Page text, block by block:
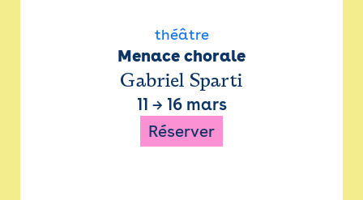
théâtre
Menace chorale
Gabriel Sparti
11 → 16 mars
Réserver